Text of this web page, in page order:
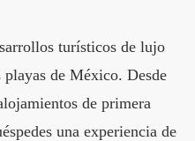
turísticos de lujo
de México. Desde
de primera
una experiencia de